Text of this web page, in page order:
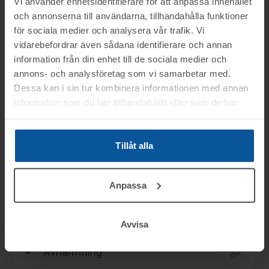
och annonserna till användarna, tillhandahålla funktioner
för sociala medier och analysera vår trafik. Vi
vidarebefordrar även sådana identifierare och annan
information från din enhet till de sociala medier och
annons- och analysföretag som vi samarbetar med.
Dessa kan i sin tur kombinera informationen med annan
information som du har tillhandahållit eller som de har
Tillåt alla
Anpassa
Avvisa
Slagavgift: 50 krexkl. moms
Information
Objektet säljes i befintligt skick.
objektet vid angiven tid för visning.
OBS! Lagda bud kan inte tas bort!
Vid konkursutförsäljning gäller inte
konsumentköplagen (ex. ångerrätt). Se mer
info i registreringsavtalet.
Lars tel.nr: 0708-496611
Du kan alltid kontakta oss på 0346-48770 för
generella frågor om auktioner och rop.
Visning
Information:
Betalning
tillhandaSENAST 2026-05-05.
Avhämtning